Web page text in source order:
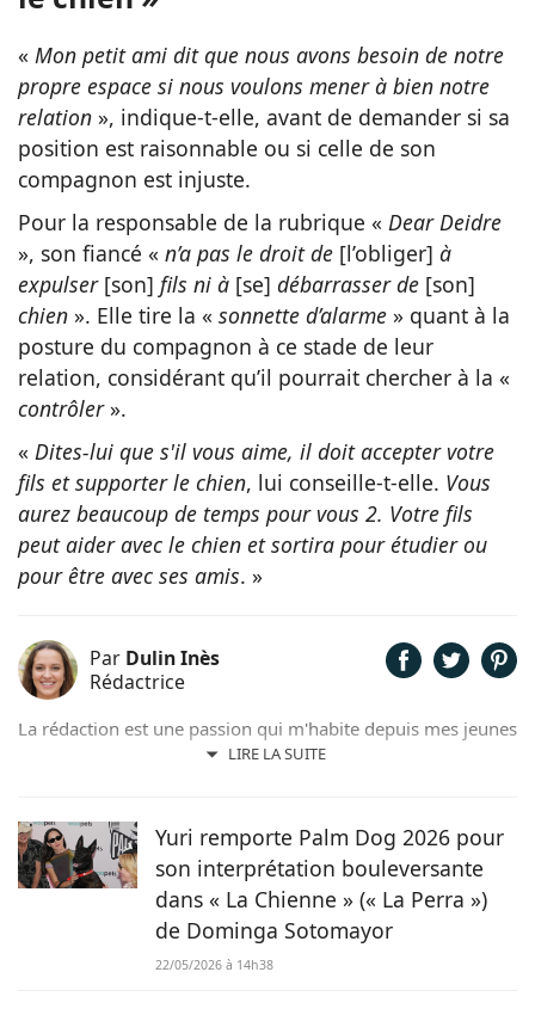
« Mon petit ami dit que nous avons besoin de notre
propre espace si nous voulons mener à bien notre
relation », indique-t-elle, avant de demander si sa
position est raisonnable ou si celle de son
compagnon est injuste.
Pour la responsable de la rubrique « Dear Deidre
», son fiancé « n’a pas le droit de [l’obliger] à
expulser [son] fils ni à [se] débarrasser de [son]
chien ». Elle tire la « sonnette d’alarme » quant à la
posture du compagnon à ce stade de leur
relation, considérant qu’il pourrait chercher à la «
contrôler ».
« Dites-lui que s'il vous aime, il doit accepter votre
fils et supporter le chien, lui conseille-t-elle. Vous
aurez beaucoup de temps pour vous 2. Votre fils
peut aider avec le chien et sortira pour étudier ou
pour être avec ses amis. »
Par Dulin Inès
Rédactrice
LIRE LA SUITE
La rédaction est une passion qui m'habite depuis mes jeunes
années. Férue de poésie et de littérature, il m'arrivait de
rédaction web et ainsi faire de mon hobby, un métier !
Yuri remporte Palm Dog 2026 pour
son interprétation bouleversante
dans « La Chienne » (« La Perra »)
de Dominga Sotomayor
22/05/2026 à 14h38